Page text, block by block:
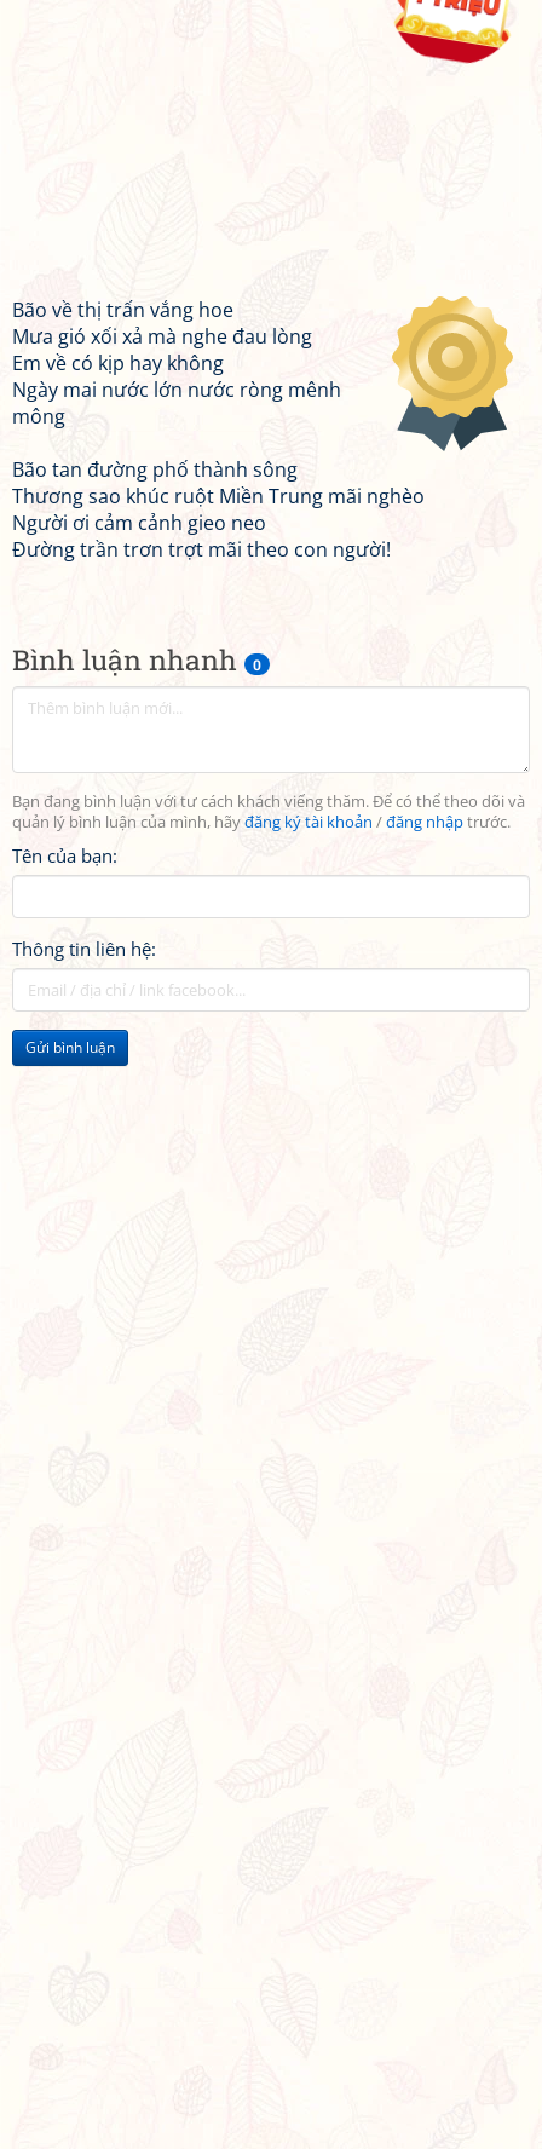
Bình luận nhanh 0
Bạn đang bình luận với tư cách khách viếng thăm. Để có thể theo dõi và
quản lý bình luận của mình, hãyđăng ký tài khoản /đăng nhậptrước.
Tên của bạn:
Thông tin liên hệ:
Gửi bình luận
Bão về thị trấn vắng hoe
Mưa gió xối xả mà nghe đau lòng
Em về có kịp hay không
Ngày mai nước lớn nước ròng mênh
mông
Bão tan đường phố thành sông
Thương sao khúc ruột Miền Trung mãi nghèo
Người ơi cảm cảnh gieo neo
Đường trần trơn trợt mãi theo con người!